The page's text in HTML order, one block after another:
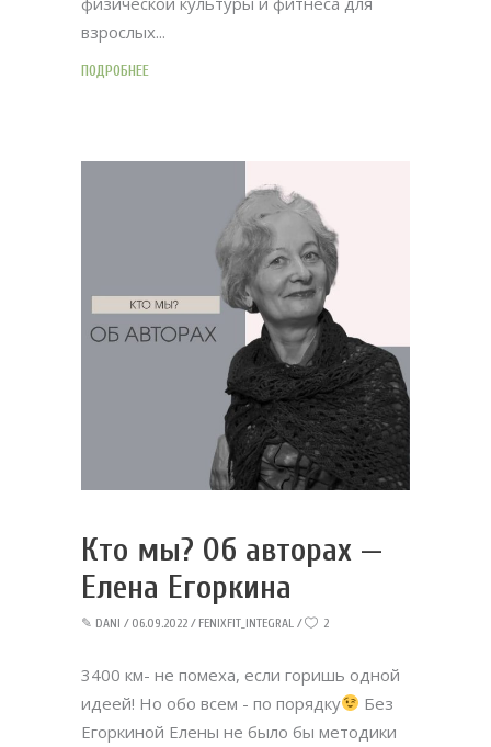
взрослых
ПОДРОБНЕЕ
Кто мы? Об авторах —
Елена Егоркина
✎ DANI 06.09.2022 FENIXFIT_INTEGRAL 2
3400 км- не помеха, если горишь одной
идеей! Но обо всем - по порядку
Без
Егоркиной Елены не было бы методики